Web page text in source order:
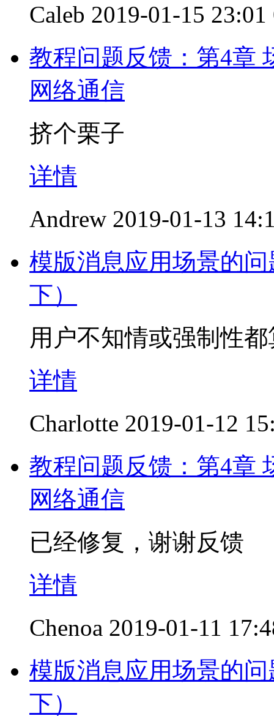
Caleb 2019-01-15 23:01
教程问题反馈：第4章
网络通信
挤个栗子
详情
Andrew 2019-01-13
模版消息应用场景的
下）
用户不知情或强制性
详情
Charlotte 2019-01-12
教程问题反馈：第4章
网络通信
已经修复，谢谢反馈
详情
Chenoa 2019-01-11
模版消息应用场景的
下）